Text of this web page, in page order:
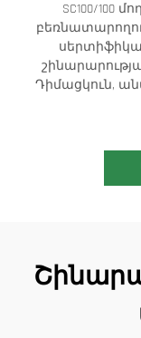
SC100/100
Դիմացկուն,